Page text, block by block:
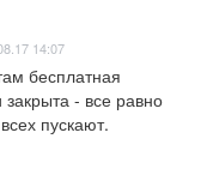
14:07
бесплатная
- все равно
пускают.